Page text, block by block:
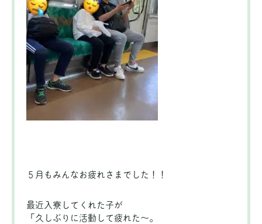
５月もみんなお疲れさまでした！！
最近入寮してくれた子が
「久しぶりに活動して疲れた～。